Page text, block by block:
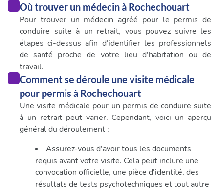
Où trouver un médecin à Rochechouart
Pour trouver un médecin agréé pour le permis de
conduire suite à un retrait, vous pouvez suivre les
étapes ci-dessus afin d'identifier les professionnels
de santé proche de votre lieu d'habitation ou de
travail.
Comment se déroule une visite médicale
pour permis à Rochechouart
Une visite médicale pour un permis de conduire suite
à un retrait peut varier. Cependant, voici un aperçu
général du déroulement :
Assurez-vous d'avoir tous les documents
requis avant votre visite. Cela peut inclure une
convocation officielle, une pièce d'identité, des
résultats de tests psychotechniques et tout autre